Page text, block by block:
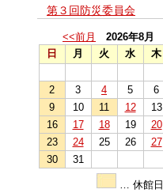
第３回防災委員会
<<前月 2026年8月
日
月 火 水 木
2
3 4 5 6
9
10 11 12 13
16
17 18 19 20
23
24 25 26 27
30
31
… 休館日